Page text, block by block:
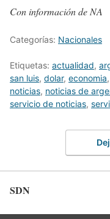
Con información de NA
Categorías: Nacionales
Etiquetas: actualidad,
san luis, dolar, economia,
noticias, noticias de
servicio de noticias,
SDN